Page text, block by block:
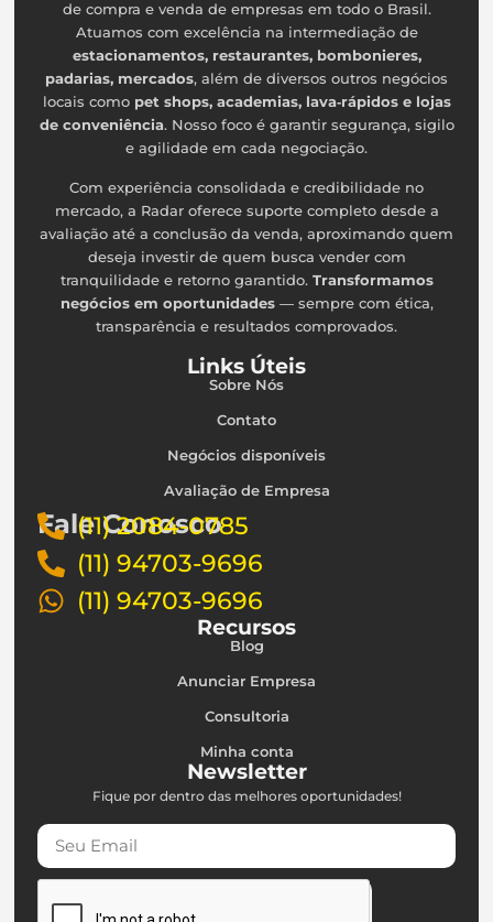
de compra e venda de empresas em todo o Brasil.
Atuamos com excelência na intermediação de
estacionamentos, restaurantes, bombonieres,
padarias, mercados, além de diversos outros negócios
locais como pet shops, academias, lava‑rápidos e lojas
de conveniência. Nosso foco é garantir segurança, sigilo
e agilidade em cada negociação.
Com experiência consolidada e credibilidade no
mercado, a Radar oferece suporte completo desde a
avaliação até a conclusão da venda, aproximando quem
deseja investir de quem busca vender com
tranquilidade e retorno garantido. Transformamos
negócios em oportunidades— sempre com ética,
transparência e resultados comprovados.
Links Úteis
Sobre Nós
Contato
Negócios disponíveis
Avaliação de Empresa
Fale Conosco
(11) 2084-0785
(11) 94703-9696
(11) 94703-9696
Recursos
Blog
Anunciar Empresa
Consultoria
Minha conta
Newsletter
Fique por dentro das melhores oportunidades!